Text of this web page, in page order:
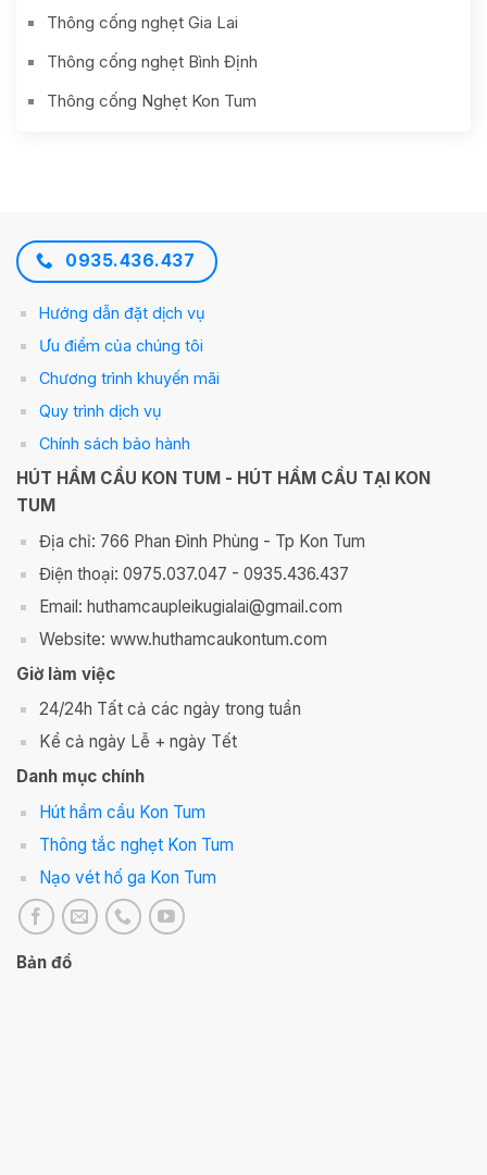
Thông cống nghẹt Gia Lai
Thông cống nghẹt Bình Định
Thông cống Nghẹt Kon Tum
0935.436.437
Hướng dẫn đặt dịch vụ
Ưu điểm của chúng tôi
Chương trình khuyến mãi
Quy trình dịch vụ
Chính sách bảo hành
HÚT HẦM CẦU KON TUM - HÚT HẦM CẦU TẠI KON
TUM
Địa chỉ: 766 Phan Đình Phùng - Tp Kon Tum
Điện thoại: 0975.037.047 - 0935.436.437
Email: huthamcaupleikugialai@gmail.com
Website: www.huthamcaukontum.com
Giờ làm việc
24/24h Tất cả các ngày trong tuần
Kể cả ngày Lễ + ngày Tết
Danh mục chính
Hút hầm cầu Kon Tum
Thông tắc nghẹt Kon Tum
Nạo vét hố ga Kon Tum
Bản đồ